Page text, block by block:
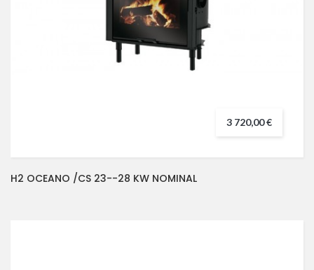
3 720,00 €
H2 OCEANO /CS 23--28 KW NOMINAL